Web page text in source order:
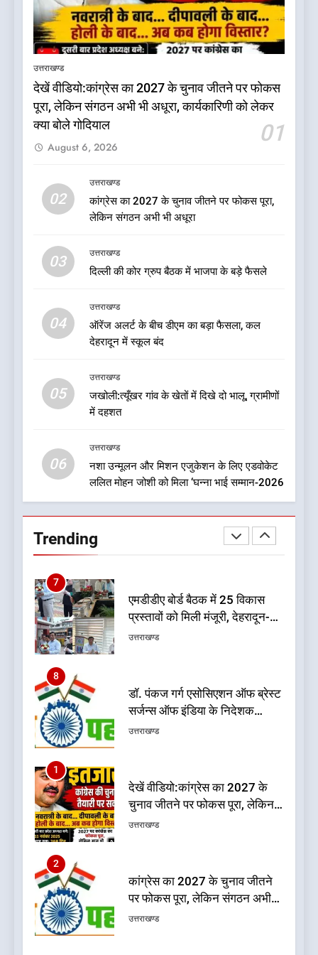
उत्तराखण्ड
देखें वीडियो:कांग्रेस का 2027 के चुनाव जीतने पर फोकस
पूरा, लेकिन संगठन अभी भी अधूरा, कार्यकारिणी को लेकर
क्या बोले गोदियाल
01
August 6, 2026
02
उत्तराखण्ड
कांग्रेस का 2027 के चुनाव जीतने पर फोकस पूरा,
लेकिन संगठन अभी भी अधूरा
03
उत्तराखण्ड
दिल्ली की कोर ग्रुप बैठक में भाजपा के बड़े फैसले
04
उत्तराखण्ड
ऑरेंज अलर्ट के बीच डीएम का बड़ा फैसला, कल
देहरादून में स्कूल बंद
05
उत्तराखण्ड
जखोली:त्यूँखर गांव के खेतों में दिखे दो भालू, ग्रामीणों
में दहशत
06
उत्तराखण्ड
नशा उन्मूलन और मिशन एजुकेशन के लिए एडवोकेट
ललित मोहन जोशी को मिला ‘घन्ना भाई सम्मान-2026
Trending
चुनाव जीतने पर फोकस पूरा, लेकिन
संगठन अभी भी अधूरा, कार्यकारिणी
को लेकर क्या बोले गोदियाल
उत्तराखण्ड
2
कांग्रेस का 2027 के चुनाव जीतने
पर फोकस पूरा, लेकिन संगठन अभी
भी अधूरा
के बड़े फैसले
उत्तराखण्ड
ऑरेंज अलर्ट के बीच डीएम का बड़ा
उत्तराखण्ड
नशा उन्मूलन और मिशन एजुकेशन के
लिए एडवोकेट ललित मोहन जोशी को
7
रफ्तार
8
1
को लेकर क्या बोले गोदियाल
2
3